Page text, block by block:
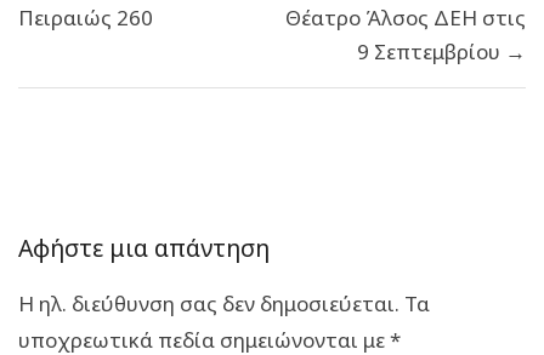
Πειραιώς 260
Θέατρο Άλσος ΔΕΗ στις
9 Σεπτεμβρίου →
Αφήστε μια απάντηση
Η ηλ. διεύθυνση σας δεν δημοσιεύεται. Τα
υποχρεωτικά πεδία σημειώνονται με*